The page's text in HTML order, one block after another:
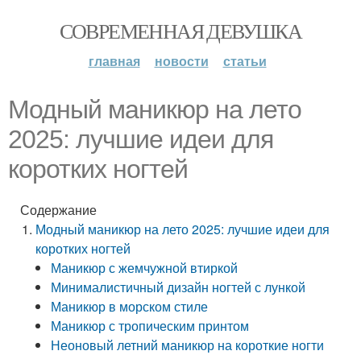
СОВРЕМЕННАЯ ДЕВУШКА
главная новости статьи
Модный маникюр на лето
2025: лучшие идеи для
коротких ногтей
Содержание
Модный маникюр на лето 2025: лучшие идеи для
коротких ногтей
Маникюр с жемчужной втиркой
Минималистичный дизайн ногтей с лункой
Маникюр в морском стиле
Маникюр с тропическим принтом
Неоновый летний маникюр на короткие ногти